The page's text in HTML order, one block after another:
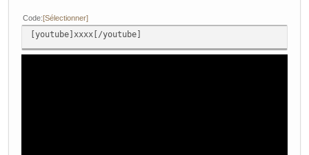
Code Sélectionner
[youtube]xxxx[/youtube]